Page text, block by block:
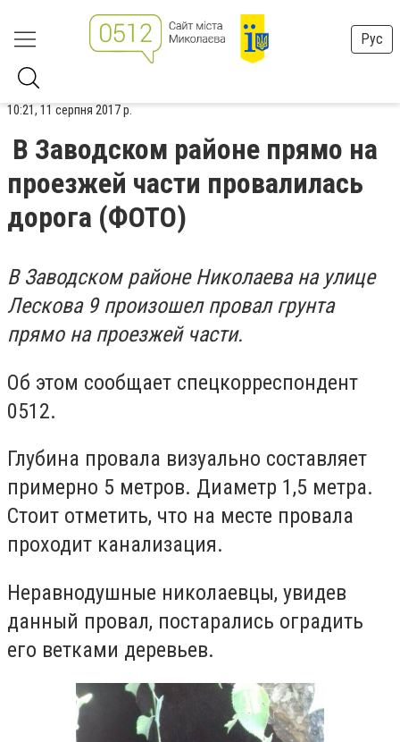
Рус
10:21, 11 серпня 2017 р.
В Заводском районе прямо на
проезжей части провалилась
дорога (ФОТО)
В Заводском районе Николаева на улице
Лескова 9 произошел провал грунта
прямо на проезжей части.
Об этом сообщает спецкорреспондент
0512.
Глубина провала визуально составляет
примерно 5 метров. Диаметр 1,5 метра.
Стоит отметить, что на месте провала
проходит канализация.
Неравнодушные николаевцы, увидев
данный провал, постарались оградить
его ветками деревьев.